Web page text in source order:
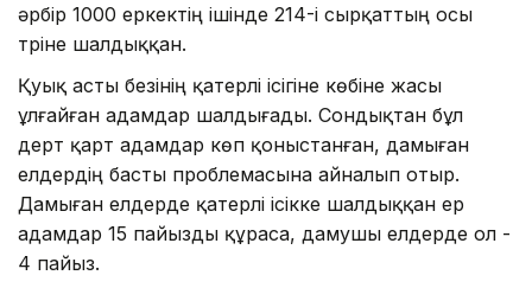
әрбір 1000 еркектің ішінде 214-і сырқаттың осы
түріне шалдыққан.
Қуық асты безінің қатерлі ісігіне көбіне жасы
ұлғайған адамдар шалдығады. Сондықтан бұл
дерт қарт адамдар көп қоныстанған, дамыған
елдердің басты проблемасына айналып отыр.
Дамыған елдерде қатерлі ісікке шалдыққан ер
адамдар 15 пайызды құраса, дамушы елдерде ол -
4 пайыз.